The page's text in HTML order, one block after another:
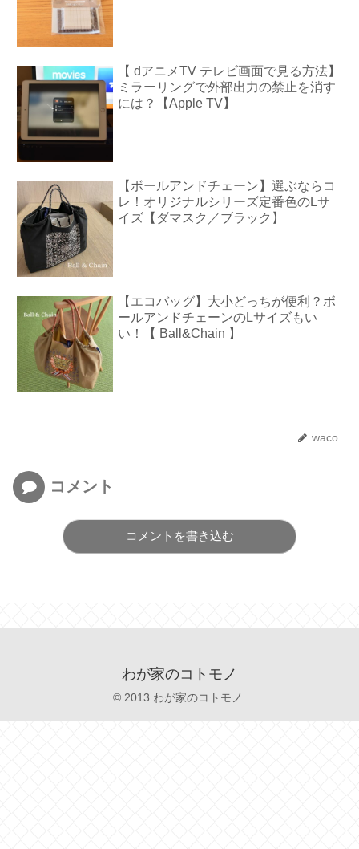
【 dアニメTV テレビ画面で見る方法】
ミラーリングで外部出力の禁止を消す
には？【Apple TV】
【ボールアンドチェーン】選ぶならコ
レ！オリジナルシリーズ定番色のLサ
イズ【ダマスク／ブラック】
【エコバッグ】大小どっちが便利？ボ
ールアンドチェーンのLサイズもい
い！【 Ball&Chain 】
waco
コメント
コメントを書き込む
わが家のコトモノ
© 2013 わが家のコトモノ.